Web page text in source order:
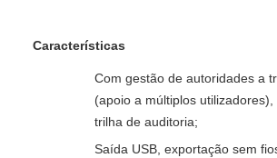
Características
Com gestão de autoridades a
(apoio a múltiplos
trilha de auditoria;
Saída USB, exportação sem